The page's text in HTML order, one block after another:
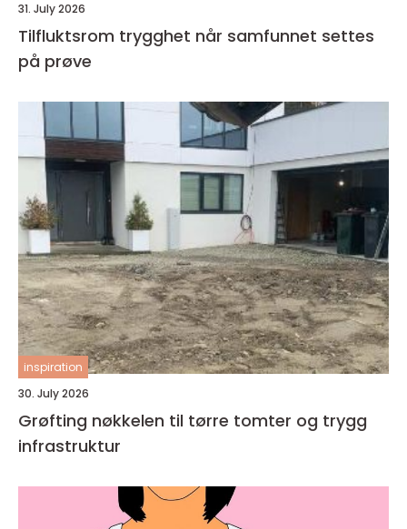
31. July 2026
Tilfluktsrom trygghet når samfunnet settes
på prøve
inspiration
30. July 2026
Grøfting nøkkelen til tørre tomter og trygg
infrastruktur